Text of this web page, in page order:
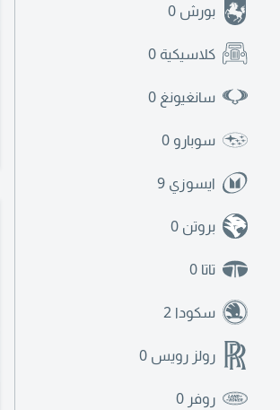
بورش 0
كلاسيكية 0
سانغيونغ 0
سوبارو 0
ايسوزي 9
بروتن 0
تاتا 0
سكودا 2
رولز رويس 0
روفر 0